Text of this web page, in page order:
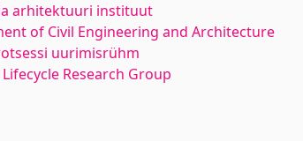
arhitektuuri instituut
of Civil Engineering and Architecture
uurimisrühm
Research Group